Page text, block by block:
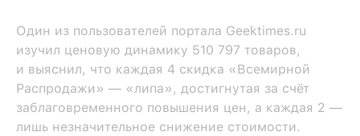
Один из пользователей портала Geektimes.ru
изучил ценовую динамику 510 797 товаров,
и выяснил, что каждая 4 скидка «Всемирной
Распродажи» — «липа», достигнутая за счёт
заблаговременного повышения цен, а каждая 2 —
лишь незначительное снижение стоимости.